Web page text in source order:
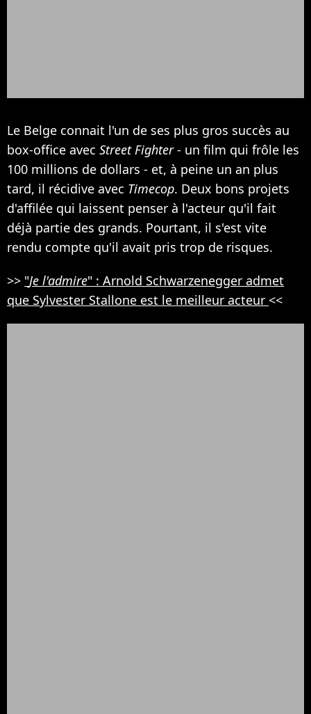
Le Belge connait l'un de ses plus gros succès au
box-office avec Street Fighter- un film qui frôle les
100 millions de dollars - et, à peine un an plus
tard, il récidive avec Timecop. Deux bons projets
d'affilée qui laissent penser à l'acteur qu'il fait
déjà partie des grands. Pourtant, il s'est vite
rendu compte qu'il avait pris trop de risques.
>> "Je l'admire" : Arnold Schwarzenegger admet
que Sylvester Stallone est le meilleur acteur <<